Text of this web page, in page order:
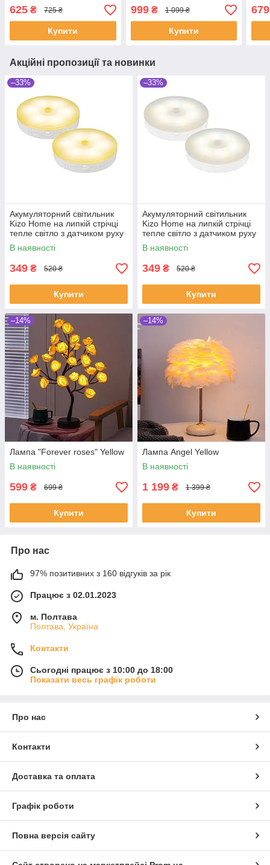
625 ₴ 725 ₴
Купити
999₴ 1 099 ₴
Купити
679
Акційні пропозиції та новинки
–33%
Акумуляторний світильник
Kizo Home на липкій стрічці
тепле світло з датчиком руху
2 шт
В наявності
349 ₴ 520 ₴
Купити
–33%
Акумуляторний світильник
Kizo Home на липкій стрічці
тепле світло з датчиком руху
2 шт
В наявності
349 ₴ 520 ₴
Купити
–14%
Лампа "Forever roses" Yellow
В наявності
599 ₴ 699 ₴
Купити
–14%
Лампа Angel Yellow
В наявності
1 199 ₴ 1 399 ₴
Купити
Про нас
97% позитивних з 160 відгуків за рік
Працює з 02.01.2023
м. Полтава
Полтава, Україна
Контакти
Сьогодні працює з 10:00 до 18:00
Показати весь графік роботи
Про нас
Контакти
Доставка та оплата
Графік роботи
Повна версія сайту